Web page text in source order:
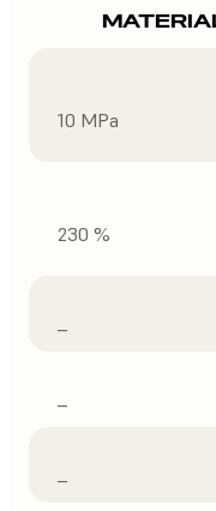
10 MPa
230 %
–
–
–